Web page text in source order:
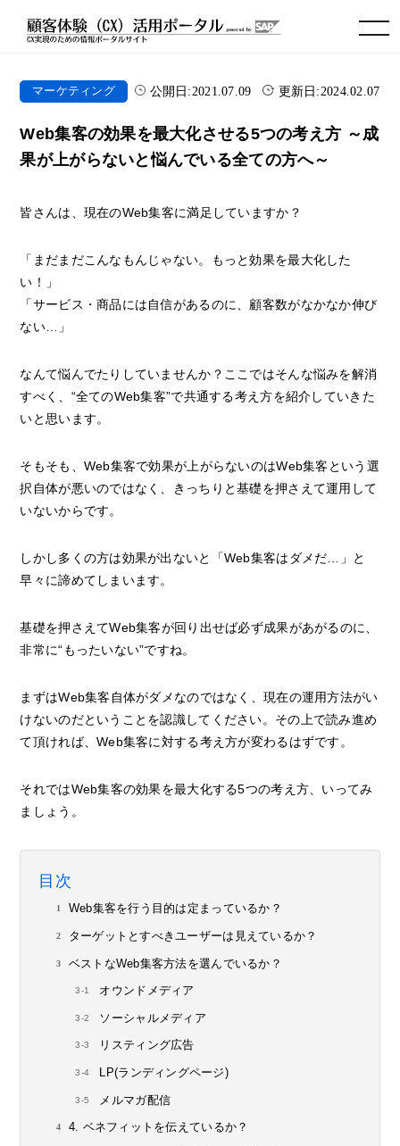
toggle navigation
マーケティング 公開日:2021.07.09 更新日:2024.02.07
Web集客の効果を最大化させる5つの考え方 ～成
果が上がらないと悩んでいる全ての方へ～
皆さんは、現在のWeb集客に満足していますか？
「まだまだこんなもんじゃない。もっと効果を最大化した
い！」
「サービス・商品には自信があるのに、顧客数がなかなか伸び
ない…」
なんて悩んでたりしていませんか？ここではそんな悩みを解消
すべく、“全てのWeb集客”で共通する考え方を紹介していきた
いと思います。
そもそも、Web集客で効果が上がらないのはWeb集客という選
択自体が悪いのではなく、きっちりと基礎を押さえて運用して
いないからです。
しかし多くの方は効果が出ないと「Web集客はダメだ…」と
早々に諦めてしまいます。
基礎を押さえてWeb集客が回り出せば必ず成果があがるのに、
非常に“もったいない”ですね。
まずはWeb集客自体がダメなのではなく、現在の運用方法がい
けないのだということを認識してください。その上で読み進め
て頂ければ、Web集客に対する考え方が変わるはずです。
それではWeb集客の効果を最大化する5つの考え方、いってみ
ましょう。
目次
Web集客を行う目的は定まっているか？
ターゲットとすべきユーザーは見えているか？
ベストなWeb集客方法を選んでいるか？
オウンドメディア
ソーシャルメディア
リスティング広告
LP(ランディングページ)
メルマガ配信
4. ベネフィットを伝えているか？